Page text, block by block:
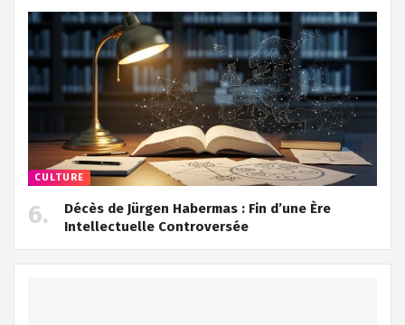
CULTURE
Décès de Jürgen Habermas : Fin d’une Ère
Intellectuelle Controversée